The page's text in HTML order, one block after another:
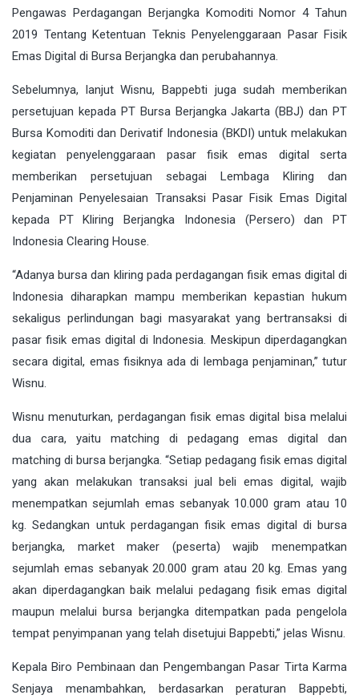
Pengawas Perdagangan Berjangka Komoditi Nomor 4 Tahun
2019 Tentang Ketentuan Teknis Penyelenggaraan Pasar Fisik
Emas Digital di Bursa Berjangka dan perubahannya.
Sebelumnya, lanjut Wisnu, Bappebti juga sudah memberikan
persetujuan kepada PT Bursa Berjangka Jakarta (BBJ) dan PT
Bursa Komoditi dan Derivatif Indonesia (BKDI) untuk melakukan
kegiatan penyelenggaraan pasar fisik emas digital serta
memberikan persetujuan sebagai Lembaga Kliring dan
Penjaminan Penyelesaian Transaksi Pasar Fisik Emas Digital
kepada PT Kliring Berjangka Indonesia (Persero) dan PT
Indonesia Clearing House.
“Adanya bursa dan kliring pada perdagangan fisik emas digital di
Indonesia diharapkan mampu memberikan kepastian hukum
sekaligus perlindungan bagi masyarakat yang bertransaksi di
pasar fisik emas digital di Indonesia. Meskipun diperdagangkan
secara digital, emas fisiknya ada di lembaga penjaminan,” tutur
Wisnu.
Wisnu menuturkan, perdagangan fisik emas digital bisa melalui
dua cara, yaitu matching di pedagang emas digital dan
matching di bursa berjangka. “Setiap pedagang fisik emas digital
yang akan melakukan transaksi jual beli emas digital, wajib
menempatkan sejumlah emas sebanyak 10.000 gram atau 10
kg. Sedangkan untuk perdagangan fisik emas digital di bursa
berjangka, market maker (peserta) wajib menempatkan
sejumlah emas sebanyak 20.000 gram atau 20 kg. Emas yang
akan diperdagangkan baik melalui pedagang fisik emas digital
maupun melalui bursa berjangka ditempatkan pada pengelola
tempat penyimpanan yang telah disetujui Bappebti,” jelas Wisnu.
Kepala Biro Pembinaan dan Pengembangan Pasar Tirta Karma
Senjaya menambahkan, berdasarkan peraturan Bappebti,